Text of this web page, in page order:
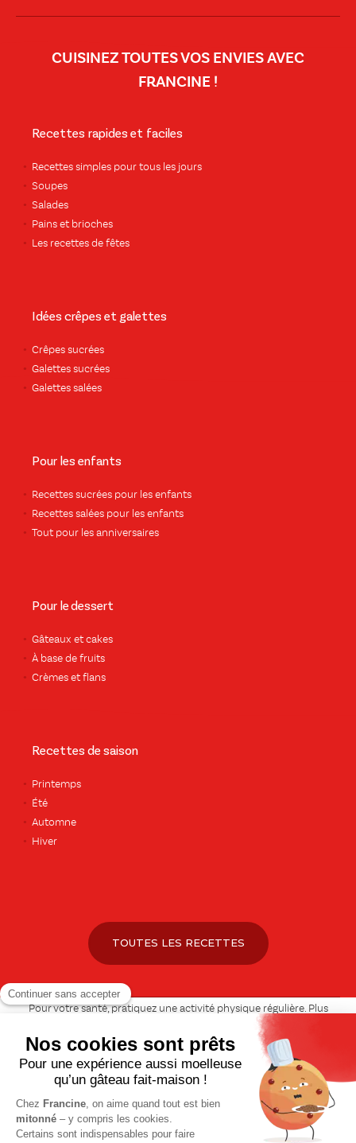
CUISINEZ TOUTES VOS ENVIES AVEC
FRANCINE !
Recettes rapides et faciles
Recettes simples pour tous les jours
Soupes
Salades
Pains et brioches
Les recettes de fêtes
Idées crêpes et galettes
Crêpes sucrées
Galettes sucrées
Galettes salées
Pour les enfants
Recettes sucrées pour les enfants
Recettes salées pour les enfants
Tout pour les anniversaires
Pour le dessert
Gâteaux et cakes
À base de fruits
Crèmes et flans
Recettes de saison
Printemps
Été
Automne
Hiver
TOUTES LES RECETTES
Pour votre santé, pratiquez une activité physique régulière. Plus